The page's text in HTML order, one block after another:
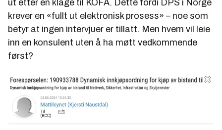
ut etter en klage til KOFA. Dette fordi DPS i Norge
krever en «fullt ut elektronisk prosess» – noe som
betyr at ingen intervjuer er tillatt. Men hvem vil leie
inn en konsulent uten å ha møtt vedkommende
først?